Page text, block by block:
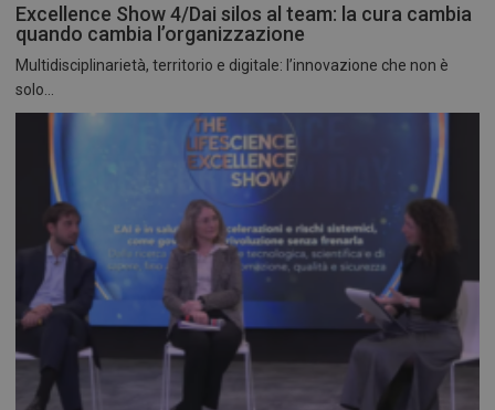
Excellence Show 4/Dai silos al team: la cura cambia
quando cambia l’organizzazione
Multidisciplinarietà, territorio e digitale: l’innovazione che non è
solo...